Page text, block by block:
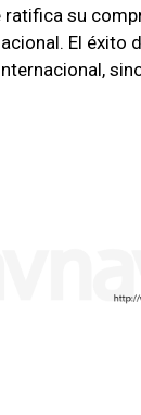
ratifica su
El éxito